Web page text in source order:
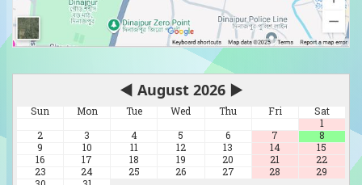
◀ August 2026 ▶
Sun Mon Tue Wed Thu Fri
Sat
1
2
3 4 5 6 7
8
9
10 11 12 13 14
15
16
17 18 19 20 21
22
23
24 25 26 27 28
29